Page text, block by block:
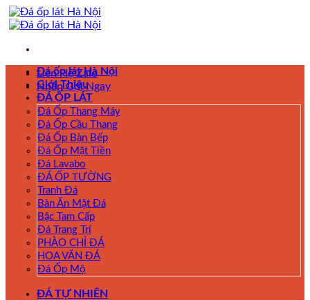
Skip
to
Liên Hệ Zalo
Nhấn Gọi Ngay
Đá ốp lát Hà Nội
Giới Thiệu
ĐÁ ỐP LÁT
Đá Ốp Thang Máy
Đá Ốp Cầu Thang
Đá Ốp Bàn Bếp
Đá Ốp Mặt Tiền
Đá Lavabo
ĐÁ ỐP TƯỜNG
Tranh Đá
Bàn Ăn Mặt Đá
Bậc Tam Cấp
Đá Trang Trí
PHÀO CHỈ ĐÁ
HOA VĂN ĐÁ
Đá Ốp Mộ
ĐÁ TỰ NHIÊN